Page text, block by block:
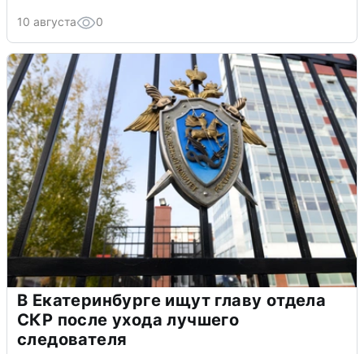
10 августа 0
В Екатеринбурге ищут главу отдела
СКР после ухода лучшего
следователя